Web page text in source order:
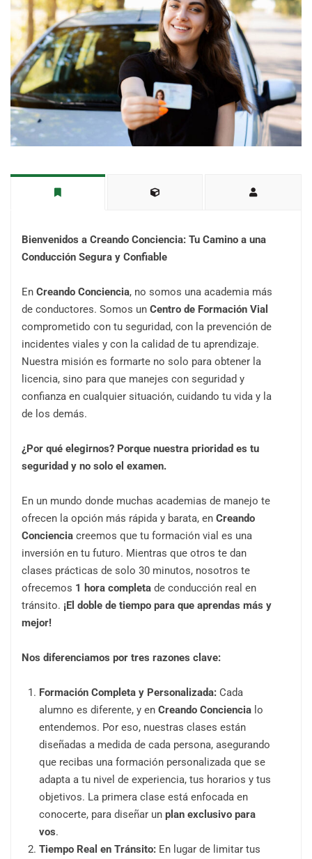
Bienvenidos a Creando Conciencia: Tu Camino a una
Conducción Segura y Confiable
En Creando Conciencia, no somos una academia más
de conductores. Somos un Centro de Formación Vial
comprometido con tu seguridad, con la prevención de
incidentes viales y con la calidad de tu aprendizaje.
Nuestra misión es formarte no solo para obtener la
licencia, sino para que manejes con seguridad y
confianza en cualquier situación, cuidando tu vida y la
de los demás.
¿Por qué elegirnos? Porque nuestra prioridad es tu
seguridad y no solo el examen.
En un mundo donde muchas academias de manejo te
ofrecen la opción más rápida y barata, en Creando
Conciencia creemos que tu formación vial es una
inversión en tu futuro. Mientras que otros te dan
clases prácticas de solo 30 minutos, nosotros te
ofrecemos 1 hora completa de conducción real en
tránsito. ¡El doble de tiempo para que aprendas más y
mejor!
Nos diferenciamos por tres razones clave:
Formación Completa y Personalizada: Cada
alumno es diferente, y en Creando Conciencia lo
entendemos. Por eso, nuestras clases están
diseñadas a medida de cada persona, asegurando
que recibas una formación personalizada que se
adapta a tu nivel de experiencia, tus horarios y tus
objetivos. La primera clase está enfocada en
conocerte, para diseñar un plan exclusivo para
vos.
Tiempo Real en Tránsito: En lugar de limitar tus